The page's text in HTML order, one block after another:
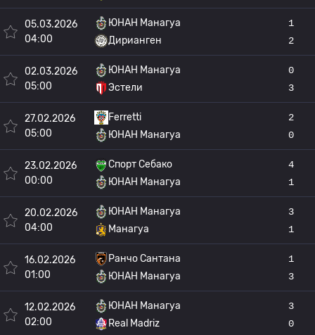
05.03.2026
04:00
ЮНАН Манагуа
Дирианген
1
2
02.03.2026
05:00
ЮНАН Манагуа
Эстели
0
3
27.02.2026
05:00
Ferretti
ЮНАН Манагуа
2
0
23.02.2026
00:00
Спорт Себако
ЮНАН Манагуа
4
1
20.02.2026
04:00
ЮНАН Манагуа
Манагуа
3
1
16.02.2026
01:00
Ранчо Сантана
ЮНАН Манагуа
1
3
12.02.2026
02:00
ЮНАН Манагуа
Real Madriz
3
0